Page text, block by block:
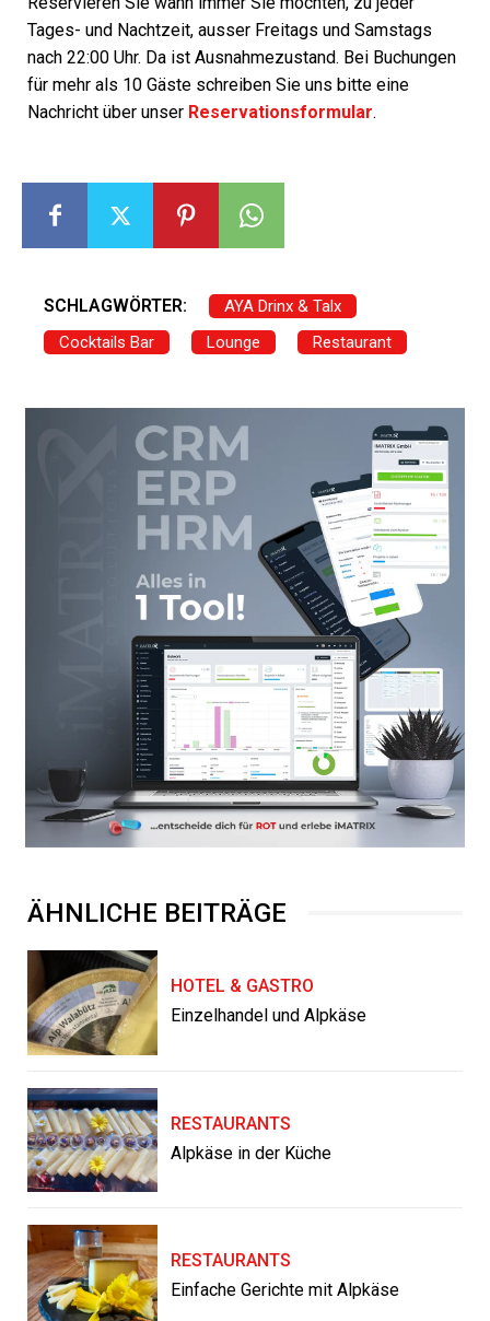
Tages- und Nachtzeit, ausser Freitags und Samstags
nach 22:00 Uhr. Da ist Ausnahmezustand. Bei Buchungen
für mehr als 10 Gäste schreiben Sie uns bitte eine
Nachricht über unser Reservationsformular.
SCHLAGWÖRTER:
AYA Drinx & Talx
Cocktails Bar
Lounge Restaurant
ÄHNLICHE BEITRÄGE
HOTEL & GASTRO
Einzelhandel und Alpkäse
RESTAURANTS
Alpkäse in der Küche
RESTAURANTS
Einfache Gerichte mit Alpkäse